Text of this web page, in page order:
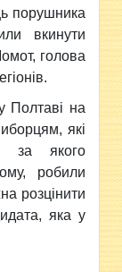
порушника
вкинути
голова
Полтаві на
які
за якого
робили
розцінити
яка у